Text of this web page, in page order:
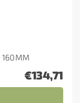
160MM
€134,71